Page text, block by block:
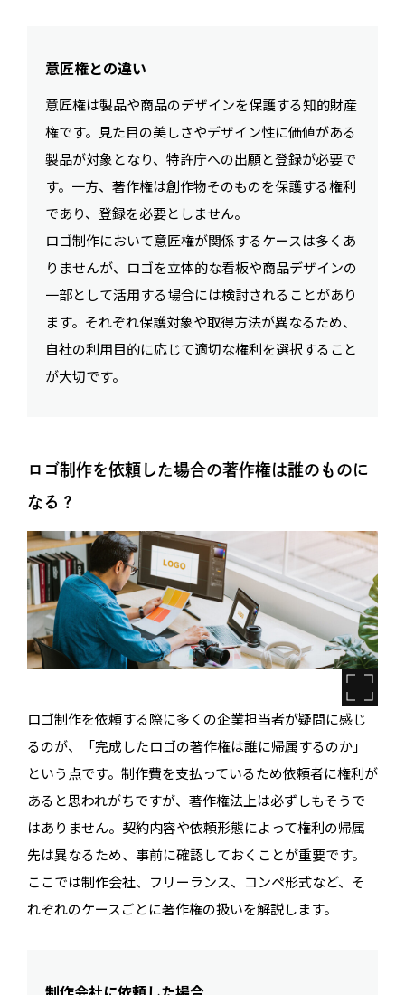
意匠権との違い
意匠権は製品や商品のデザインを保護する知的財産
権です。見た目の美しさやデザイン性に価値がある
製品が対象となり、特許庁への出願と登録が必要で
す。一方、著作権は創作物そのものを保護する権利
であり、登録を必要としません。
ロゴ制作において意匠権が関係するケースは多くあ
りませんが、ロゴを立体的な看板や商品デザインの
一部として活用する場合には検討されることがあり
ます。それぞれ保護対象や取得方法が異なるため、
自社の利用目的に応じて適切な権利を選択すること
が大切です。
ロゴ制作を依頼した場合の著作権は誰のものに
なる？
ロゴ制作を依頼する際に多くの企業担当者が疑問に感じ
るのが、「完成したロゴの著作権は誰に帰属するのか」
という点です。制作費を支払っているため依頼者に権利が
あると思われがちですが、著作権法上は必ずしもそうで
はありません。契約内容や依頼形態によって権利の帰属
先は異なるため、事前に確認しておくことが重要です。
ここでは制作会社、フリーランス、コンペ形式など、そ
れぞれのケースごとに著作権の扱いを解説します。